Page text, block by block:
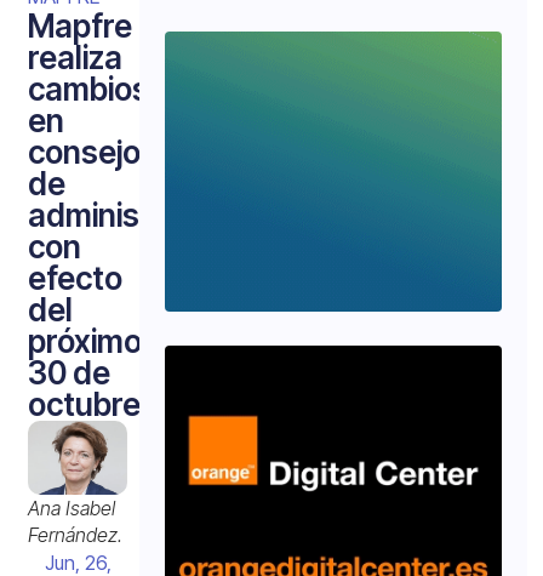
Mapfre
realiza
cambios
en
consejo
de
administración,
con
efecto
del
próximo
30 de
octubre
Ana Isabel
Fernández.
Jun, 26,